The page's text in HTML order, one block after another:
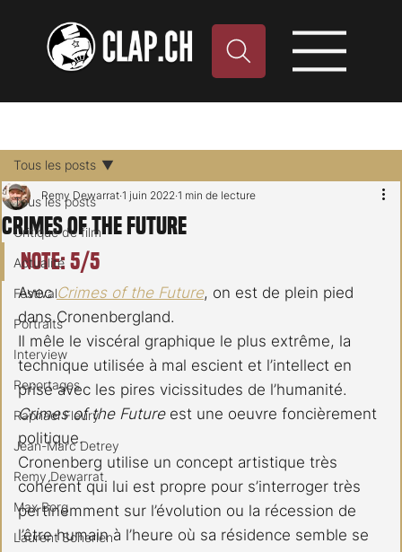
Tous les posts
Critique de film
Actualité
Festival
Portraits
Interview
Reportages
Raphael Fleury
Jean-Marc Detrey
Remy Dewarrat
Max Borg
Laurent Scherlen
Tous les posts
Crimes of the Future
Remy Dewarrat 1 juin 2022 1 min de lecture
Note: 5/5
Avec Crimes of the Future, on est de plein pied
dans Cronenbergland.
Il mêle le viscéral graphique le plus extrême, la
technique utilisée à mal escient et l’intellect en
prise avec les pires vicissitudes de l’humanité.
Crimes of the Future est une oeuvre foncièrement
politique.
Cronenberg utilise un concept artistique très
cohérent qui lui est propre pour s’interroger très
pertinemment sur l’évolution ou la récession de
l’être humain à l’heure où sa résidence semble se